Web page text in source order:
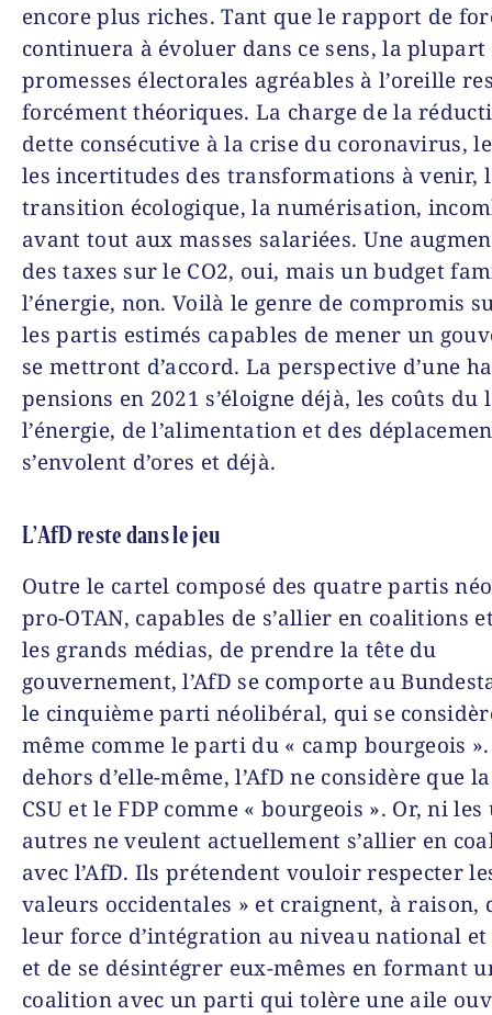
encore plus riches. Tant que le rapport de
continuera à évoluer dans ce sens, la plupart
promesses électorales agréables à l’oreille
forcément théoriques. La charge de la
dette consécutive à la crise du coronavirus,
les incertitudes des transformations à venir,
transition écologique, la numérisation,
avant tout aux masses salariées. Une
des taxes sur le CO2, oui, mais un budget
l’énergie, non. Voilà le genre de compromis
les partis estimés capables de mener un
se mettront d’accord. La perspective d’une
pensions en 2021 s’éloigne déjà, les coûts du
l’énergie, de l’alimentation et des
s’envolent d’ores et déjà.
L’AfD reste dans le jeu
Outre le cartel composé des quatre partis
pro-OTAN, capables de s’allier en coalitions
les grands médias, de prendre la tête du
gouvernement, l’AfD se comporte au
le cinquième parti néolibéral, qui se
même comme le parti du « camp bourgeois
dehors d’elle-même, l’AfD ne considère que
CSU et le FDP comme « bourgeois ». Or, ni
autres ne veulent actuellement s’allier en
avec l’AfD. Ils prétendent vouloir respecter
valeurs occidentales » et craignent, à raison,
leur force d’intégration au niveau national
et de se désintégrer eux-mêmes en formant
coalition avec un parti qui tolère une aile